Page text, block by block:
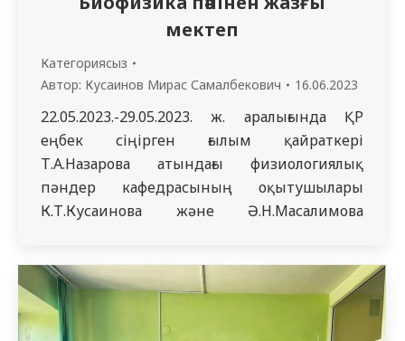
мектеп
Категориясыз
Автор: Кусаинов Мирас Самалбекович 16.06.2023
22.05.2023.-29.05.2023. ж. аралығында ҚР
еңбек сіңірген ғылым қайраткері
Т.А.Назарова атындағы физиологиялық
пәндер кафедрасының оқытушылары
К.Т.Кусаинова және Ә.Н.Масалимова
ролі» тақырыбында жазғы мектеп
ұйымдастырды. Бұл мектепті
ұйымдастырудағы мақсат – дүние жүзіндегі